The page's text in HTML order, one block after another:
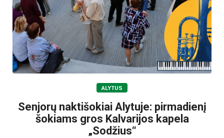
ALYTUS
Senjorų naktišokiai Alytuje: pirmadienį
šokiams gros Kalvarijos kapela
„Sodžius“